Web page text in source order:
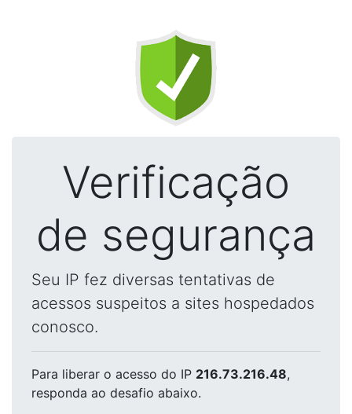
Verificação
de segurança
Seu IP fez diversas tentativas de
acessos suspeitos a sites hospedados
conosco.
Para liberar o acesso do IP 216.73.216.48,
responda ao desafio abaixo.